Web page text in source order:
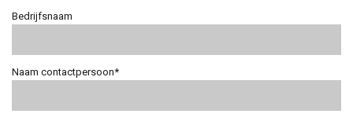
Bedrijfsnaam
Naam contactpersoon*